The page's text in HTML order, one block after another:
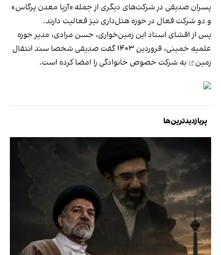
پسران صدیقی در شرکت‌های دیگری از جمله «آریا معدن پرگاس»
و دو شرکت فعال در حوزه هتل‌داری نیز فعالیت دارند.
پس از افشای اسناد این زمین‌خواری، حسن مرادی، مدیر حوزه
علمیه خمینی، فروردین ۱۴۰۳ گفت صدیقی شخصا
سند انتقال
زمین
به شرکت خصوص خانوادگی را امضا کرده است.
پربازدیدترین‌ها